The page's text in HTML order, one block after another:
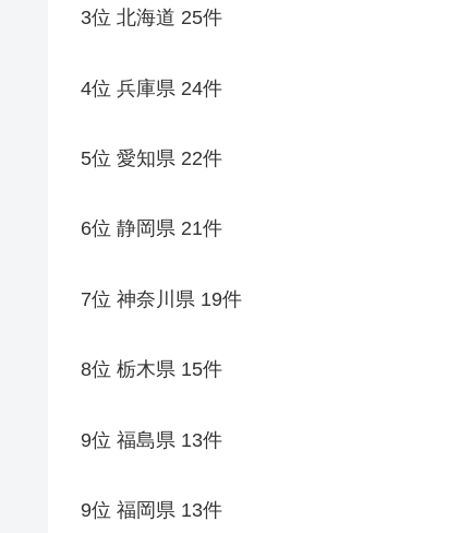
3位 北海道 25件
4位 兵庫県 24件
5位 愛知県 22件
6位 静岡県 21件
7位 神奈川県 19件
8位 栃木県 15件
9位 福島県 13件
9位 福岡県 13件